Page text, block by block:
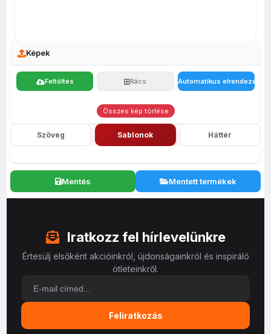
Képek
Feltöltés Rács Automatikus elrendezés
Összes kép törlése
Szöveg Sablonok Háttér
Mentés Mentett termékek
Iratkozz fel hírlevelünkre
Értesülj elsőként akcióinkról, újdonságainkról és inspiráló
ötleteinkről.
Feliratkozás